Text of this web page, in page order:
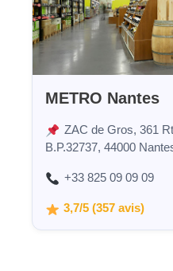
METRO Nantes
ZAC de Gros, 361
B.P.32737, 44000
+33 825 09 09 09
3,7/5 (357 avis)